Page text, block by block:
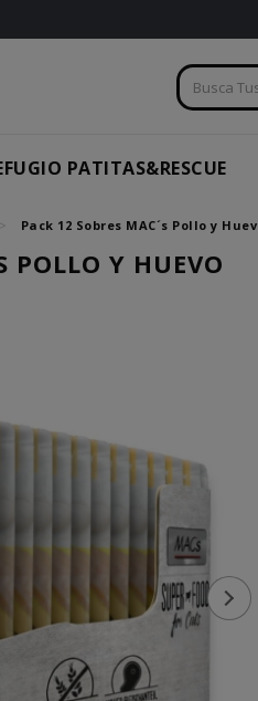
PATITAS&RESCUE
Pack 12 Sobres MAC´s Pollo y
POLLO Y HUEVO